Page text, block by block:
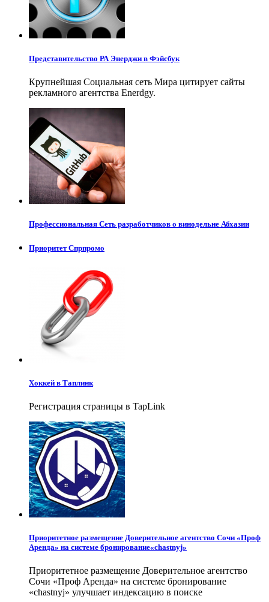
Представительство РА Энерджи в Фэйсбук
Крупнейшая Социальная сеть Мира цитирует сайты
рекламного агентства Enerdgy.
Профессиональная Сеть разработчиков о винодельне Абхазии
Приоритет Спрпромо
Хоккей в Таплинк
Регистрация страницы в TapLink
Приоритетное размещение Доверительное агентство Сочи «Проф
Аренда» на системе бронирование«chastnyj»
Приоритетное размещение Доверительное агентство
Сочи «Проф Аренда» на системе бронирование
«chastnyj» улучшает индексацию в поиске